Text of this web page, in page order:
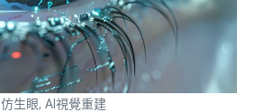
仿生眼, AI視覺重建